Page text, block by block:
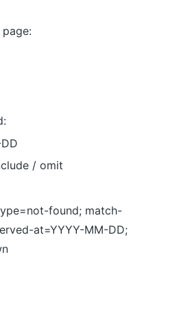
page:
/ omit
found; match-
at=YYYY-MM-DD;